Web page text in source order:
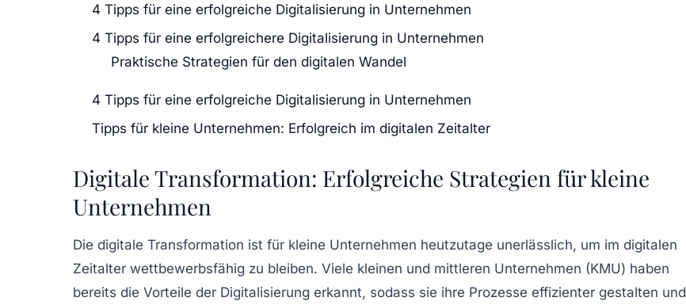
4 Tipps für eine erfolgreiche Digitalisierung in Unternehmen
4 Tipps für eine erfolgreichere Digitalisierung in Unternehmen
Praktische Strategien für den digitalen Wandel
4 Tipps für eine erfolgreiche Digitalisierung in Unternehmen
Tipps für kleine Unternehmen: Erfolgreich im digitalen Zeitalter
Digitale Transformation: Erfolgreiche Strategien für kleine
Unternehmen
Die digitale Transformation ist für kleine Unternehmen heutzutage unerlässlich, um im digitalen
Zeitalter wettbewerbsfähig zu bleiben. Viele kleinen und mittleren Unternehmen (KMU) haben
bereits die Vorteile der Digitalisierung erkannt, sodass sie ihre Prozesse effizienter gestalten und